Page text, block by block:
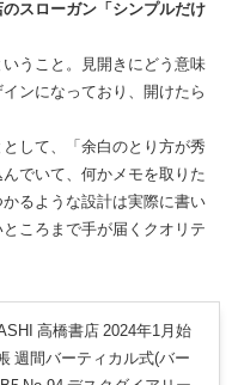
スローガン「シンプルだけ
うこと。見開きにどう意味
ンになっており、開けたら
して、「余白のとり方が秀
でいて、何かメモを取りた
るような設計は実際に書い
ところまで手が届くクオリテ
高橋書店 2024年1月始
週間バーティカル式(バー